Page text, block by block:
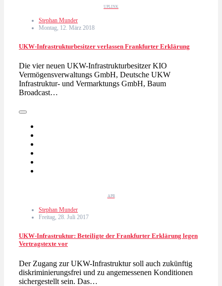
UPLINK
Stephan Munder
Montag, 12. März 2018
UKW-Infrastrukturbesitzer verlassen Frankfurter Erklärung
Die vier neuen UKW-Infrastrukturbesitzer KIO
Vermögensverwaltungs GmbH, Deutsche UKW
Infrastruktur- und Vermarktungs GmbH, Baum
Broadcast…
APR
Stephan Munder
Freitag, 28. Juli 2017
UKW-Infrastruktur: Beteiligte der Frankfurter Erklärung legen
Vertragstexte vor
Der Zugang zur UKW-Infrastruktur soll auch zukünftig
diskriminierungsfrei und zu angemessenen Konditionen
sichergestellt sein. Das…